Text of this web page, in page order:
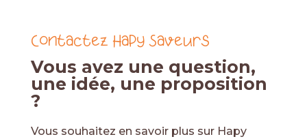
Contactez HaPy Saveurs
Vous avez une question,
une idée, une proposition
?
Vous souhaitez en savoir plus sur Hapy